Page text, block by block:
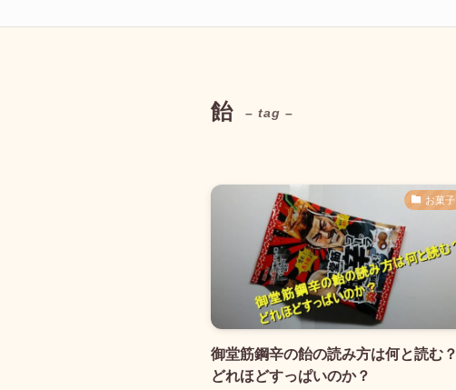
飴 – tag –
お菓子
御堂筋鋼辛の飴の読み方は何と読む？
どれほどすっぱいのか？